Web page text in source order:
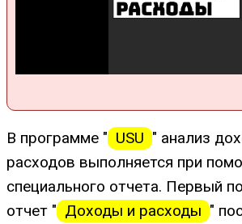
В программе " USU " анализ
расходов выполняется при
специального отчета. Первый
отчет " Доходы и расходы "